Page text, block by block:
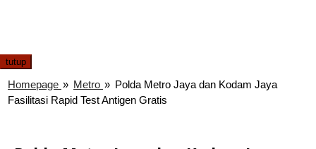
tutup
Homepage » Metro » Polda Metro Jaya dan Kodam Jaya
Fasilitasi Rapid Test Antigen Gratis